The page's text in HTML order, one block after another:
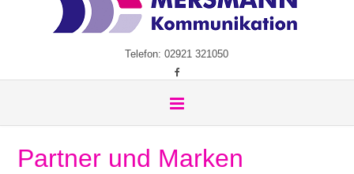
Telefon: 02921 321050
Partner und Marken